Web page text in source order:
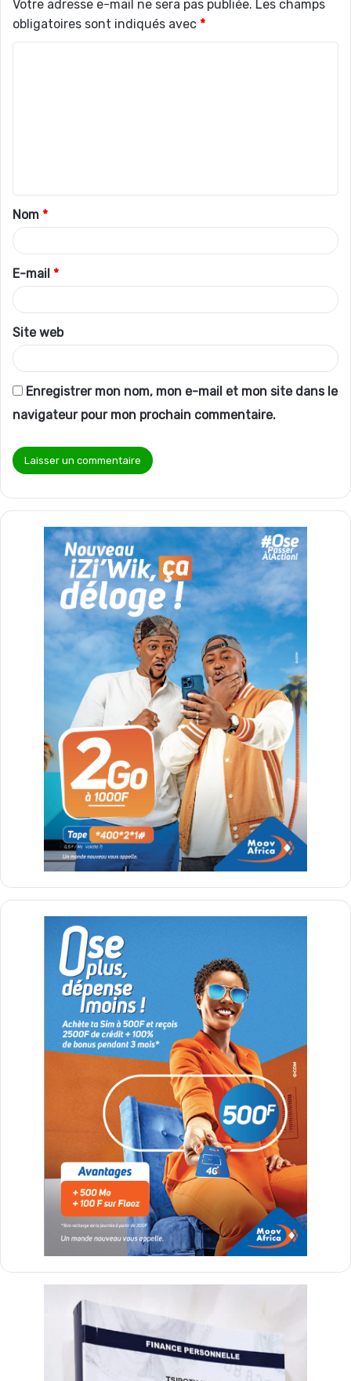
Votre adresse e-mail ne sera pas publiée. Les champs
obligatoires sont indiqués avec *
t
a
i
r
e
*
Nom *
E-mail *
Site web
Enregistrer mon nom, mon e-mail et mon site dans le
navigateur pour mon prochain commentaire.